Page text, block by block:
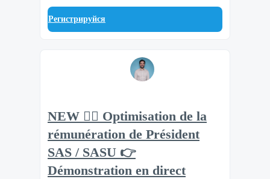
Регистрируйся
NEW 🧘‍♂️ Optimisation de la
rémunération de Président
SAS / SASU 👉
Démonstration en direct